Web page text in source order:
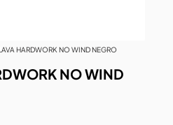
HARDWORK NO WIND NEGRO
NO WIND